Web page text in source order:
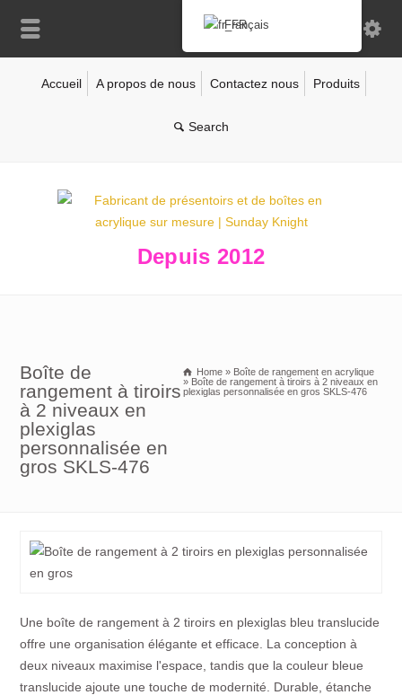
Accueil A propos de nous Contactez nous Produits
Depuis 2012
Boîte de
rangement à tiroirs
à 2 niveaux en
plexiglas
personnalisée en
gros SKLS-476
Home » Boîte de rangement en acrylique
» Boîte de rangement à tiroirs à 2 niveaux en
plexiglas personnalisée en gros SKLS-476
Une boîte de rangement à 2 tiroirs en plexiglas bleu translucide
offre une organisation élégante et efficace. La conception à
deux niveaux maximise l'espace, tandis que la couleur bleue
translucide ajoute une touche de modernité. Durable, étanche
Français